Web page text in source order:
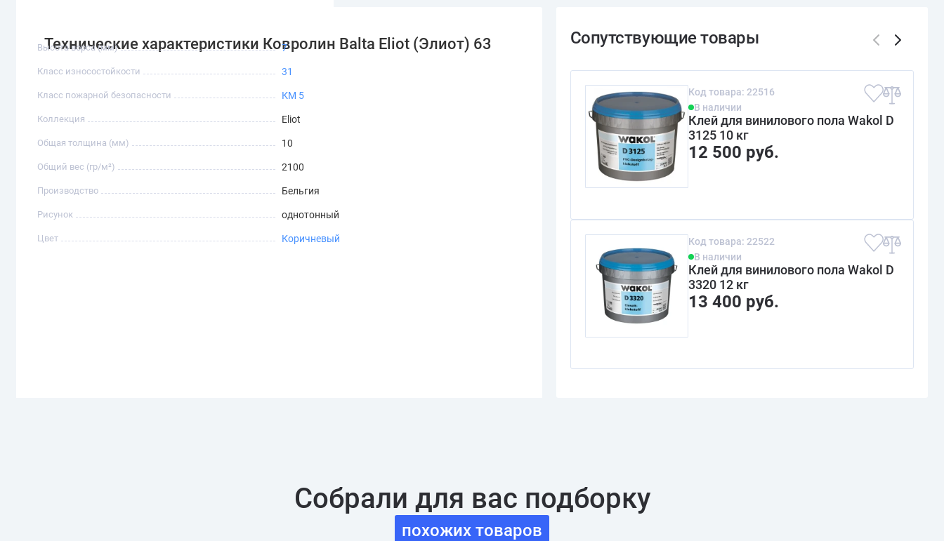
Технические характеристики Ковролин Balta Eliot (Элиот) 63
Высота ворса (мм) 7
Класс износостойкости 31
Класс пожарной безопасности КМ 5
Коллекция Eliot
Общая толщина (мм) 10
Общий вес (гр/м²) 2100
Производство Бельгия
Рисунок однотонный
Цвет Коричневый
Код товара: 22516
В наличии
Клей для винилового пола Wakol D
3125 10 кг
12 500 руб.
Код товара: 22522
В наличии
Клей для винилового пола Wakol D
3320 12 кг
13 400 руб.
Собрали для вас подборку
похожих товаров